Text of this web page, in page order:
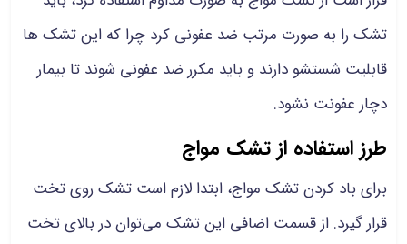
تشک را به صورت مرتب ضد عفونی کرد چرا که این تشک ها
قابلیت شستشو دارند و باید مکرر ضد عفونی شوند تا بیمار
دچار عفونت نشود.
طرز استفاده از تشک مواج
برای باد کردن تشک مواج، ابتدا لازم است تشک روی تخت
قرار گیرد. از قسمت اضافی این تشک می‌توان در بالای تخت